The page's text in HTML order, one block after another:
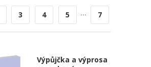
3 4 5 ... 7
Výpůjčka a výprosa